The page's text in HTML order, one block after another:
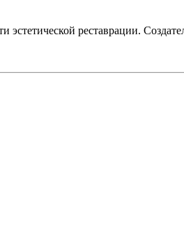
эстетической реставрации.